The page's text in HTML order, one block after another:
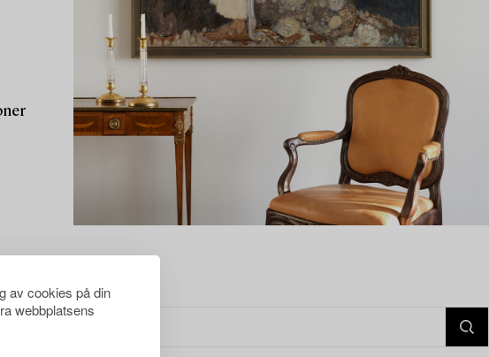
av cookies på din
webbplatsens